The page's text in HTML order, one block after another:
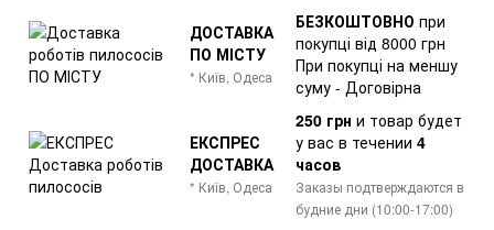
ДОСТАВКА
ПО МІСТУ
* Київ, Одеса
БЕЗКОШТОВНО при
покупці від 8000 грн
При покупці на меншу
суму - Договірна
ЕКСПРЕС
ДОСТАВКА
* Київ, Одеса
250 грн и товар будет
у вас в течении 4
часов
Заказы подтверждаются в
будние дни (10:00-17:00)